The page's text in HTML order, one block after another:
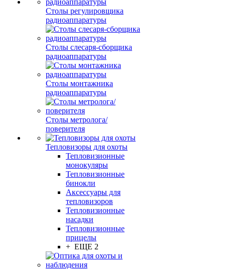
Столы регулировщика
радиоаппаратуры
Столы слесаря-сборщика
радиоаппаратуры
Столы монтажника
радиоаппаратуры
Столы метролога/
поверителя
Тепловизоры для охоты
Тепловизионные
монокуляры
Тепловизионные
бинокли
Аксессуары для
тепловизоров
Тепловизионные
насадки
Тепловизионные
прицелы
+ ЕЩЕ 2